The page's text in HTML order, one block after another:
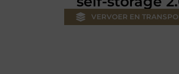
VERVOER EN